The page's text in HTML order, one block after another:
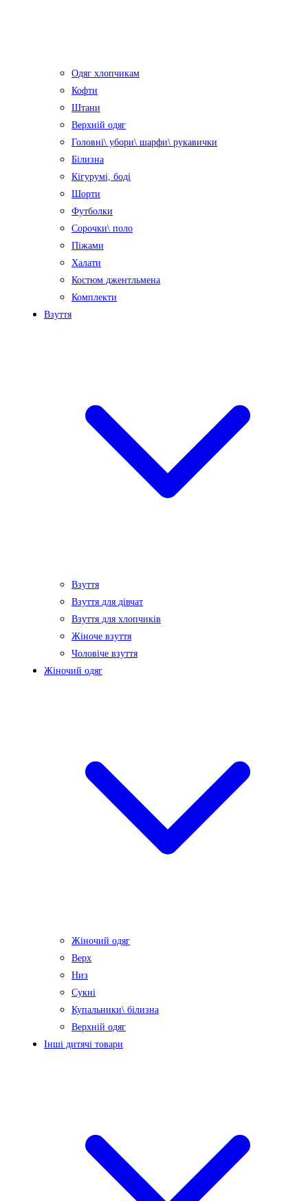
Одяг хлопчикам
Кофти
Штани
Верхній одяг
Головні\ убори\ шарфи\ рукавички
Білизна
Кігурумі, боді
Шорти
Футболки
Сорочки\ поло
Піжами
Халати
Костюм джентльмена
Комплекти
Взуття
Взуття
Взуття для дівчат
Взуття для хлопчиків
Жіноче взуття
Чоловіче взуття
Жіночий одяг
Жіночий одяг
Верх
Низ
Сукні
Купальники\ білизна
Верхній одяг
Інші дитячі товари